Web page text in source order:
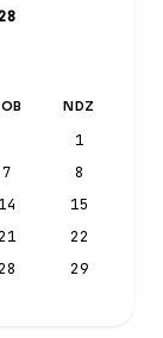
NDZ
1
7
8
14
15
21
22
28
29